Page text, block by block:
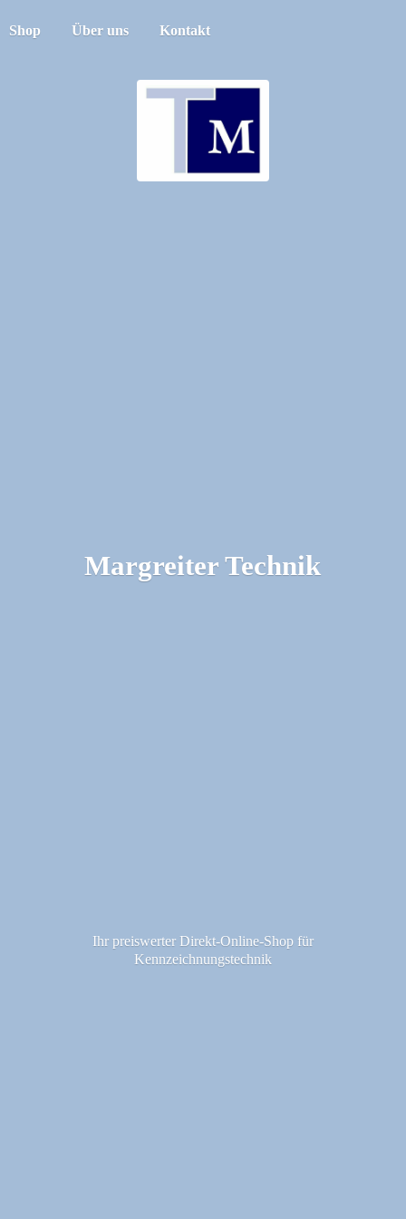
Shop Über uns Kontakt
Margreiter Technik
Ihr preiswerter Direkt-Online-Shop für
Kennzeichnungstechnik